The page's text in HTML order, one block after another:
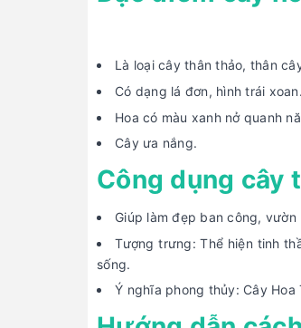
Là loại cây thân thảo, thân
Có dạng lá đơn, hình trái
Hoa có màu xanh nở quanh
Cây ưa nắng.
Công dụng cây
Giúp làm đẹp ban công,
Tượng trưng: Thể hiện tinh
sống.
Ý nghĩa phong thủy: Cây